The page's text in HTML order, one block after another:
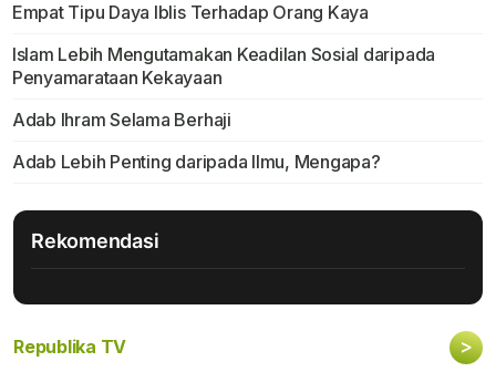
Empat Tipu Daya Iblis Terhadap Orang Kaya
Islam Lebih Mengutamakan Keadilan Sosial daripada
Penyamarataan Kekayaan
Adab Ihram Selama Berhaji
Adab Lebih Penting daripada Ilmu, Mengapa?
Rekomendasi
Republika TV >